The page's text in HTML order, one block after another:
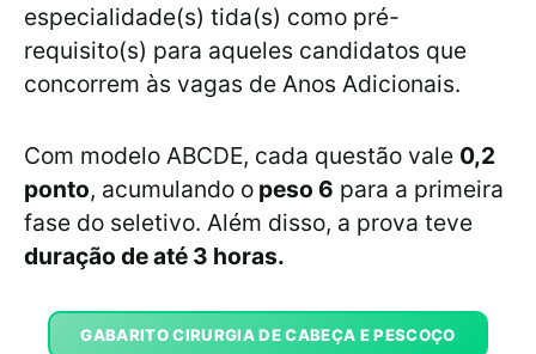
especialidade(s) tida(s) como pré-
requisito(s) para aqueles candidatos que
concorrem às vagas de Anos Adicionais.
Com modelo ABCDE, cada questão vale 0,2
ponto, acumulando o peso 6 para a primeira
fase do seletivo. Além disso, a prova teve
duração de até 3 horas.
GABARITO CIRURGIA DE CABEÇA E PESCOÇO